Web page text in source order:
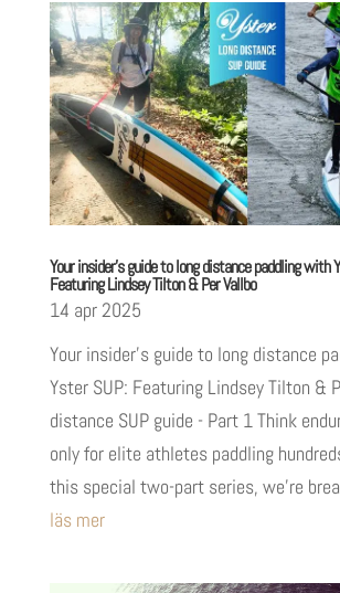
Your insider’s guide to long distance paddling with
Featuring Lindsey Tilton & Per Vallbo
14 apr 2025
Your insider’s guide to long distance
Yster SUP: Featuring Lindsey Tilton &
distance SUP guide - Part 1 Think
only for elite athletes paddling
this special two-part series, we’re
läs mer